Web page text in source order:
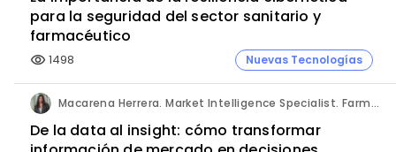
para la seguridad del sector sanitario y
farmacéutico
visibility 1498 Nuevas Tecnologías
Macarena Herrera. Market Intelligence Specialist. Farmaprojects (Polpharma Group).
De la data al insight: cómo transformar